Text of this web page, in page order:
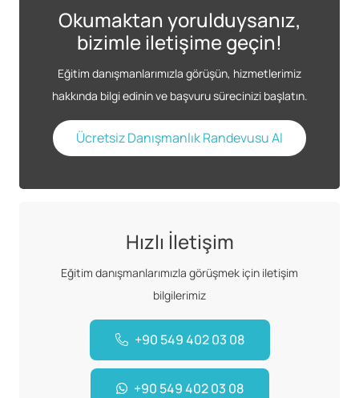
Okumaktan yorulduysanız,
bizimle iletişime geçin!
Eğitim danışmanlarımızla görüşün, hizmetlerimiz
hakkında bilgi edinin ve başvuru sürecinizi başlatın.
Ücretsiz Danışmanlık Randevusu Al
Hızlı İletişim
Eğitim danışmanlarımızla görüşmek için iletişim
bilgilerimiz
+90 549 402 03 08
+90 549 402 03 08